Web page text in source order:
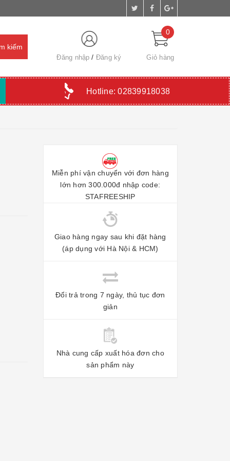
Đăng nhập Đăng ký
0
Giỏ hàng
Hotline:02839918038
Miễn phí vận chuyển với đơn hàng
lớn hơn 300.000đ nhập code:
STAFREESHIP
Giao hàng ngay sau khi đặt hàng
(áp dụng với Hà Nội & HCM)
Đổi trả trong 7 ngày, thủ tục đơn
giản
Nhà cung cấp xuất hóa đơn cho
sản phẩm này